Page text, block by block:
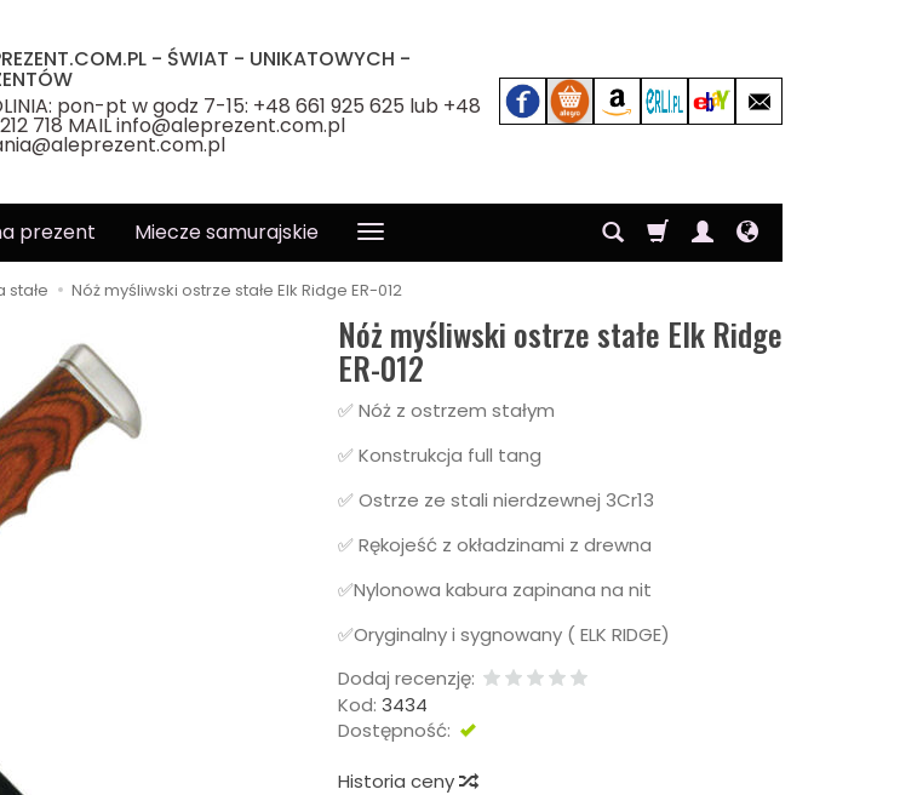
- ŚWIAT - UNIKATOWYCH -
pon-pt w godz 7-15: +48 661 925 625 lub +48
718 MAIL info@aleprezent.com.pl
prezent Miecze samurajskie
stałe Nóż myśliwski ostrze stałe Elk Ridge ER-012
Nóż myśliwski ostrze stałe Elk Ridge
ER-012
✅ Nóż z ostrzem stałym
✅ Konstrukcja full tang
✅ Ostrze ze stali nierdzewnej 3Cr13
✅ Rękojeść z okładzinami z drewna
✅Nylonowa kabura zapinana na nit
✅Oryginalny i sygnowany ( ELK RIDGE)
Dodaj recenzję:
Kod: 3434
Dostępność:
Historia ceny